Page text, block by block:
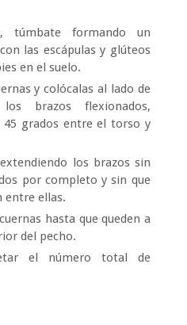
túmbate formando un
las escápulas y glúteos
en el suelo.
y colócalas al lado de
brazos flexionados,
grados entre el torso y
los brazos sin
por completo y sin que
entre ellas.
hasta que queden a
del pecho.
el número total de